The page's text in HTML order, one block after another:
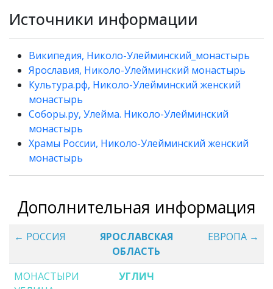
Источники информации
Википедия, Николо-Улейминский_монастырь
Ярославия, Николо-Улейминский монастырь
Культура.рф, Николо-Улейминский женский
монастырь
Соборы.ру, Улейма. Николо-Улейминский
монастырь
Храмы России, Николо-Улейминский женский
монастырь
Дополнительная информация
← РОССИЯ
ЯРОСЛАВСКАЯ
ОБЛАСТЬ
ЕВРОПА →
МОНАСТЫРИ
УГЛИЧ